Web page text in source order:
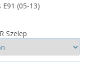
(05-13)
Szelep